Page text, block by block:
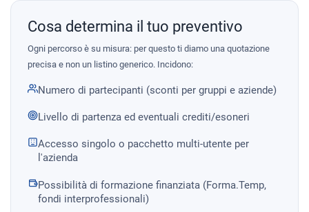
Cosa determina il tuo preventivo
Ogni percorso è su misura: per questo ti diamo una quotazione
precisa e non un listino generico. Incidono:
Numero di partecipanti (sconti per gruppi e aziende)
Livello di partenza ed eventuali crediti/esoneri
Accesso singolo o pacchetto multi-utente per
l'azienda
Possibilità di formazione finanziata (Forma.Temp,
fondi interprofessionali)